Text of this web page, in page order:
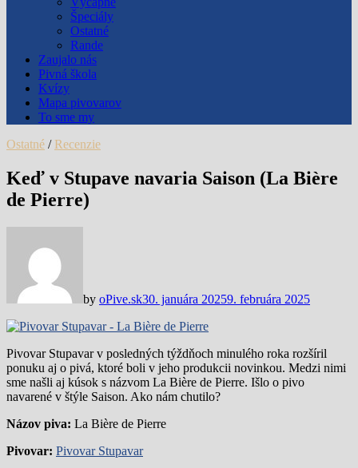
Špeciály
Ostatné
Rande
Zaujalo nás
Pivná škola
Kvízy
Mapa pivovarov
To sme my
Ostatné / Recenzie
Keď v Stupave navaria Saison (La Bière
de Pierre)
by oPive.sk30. januára 20259. februára 2025
Pivovar Stupavar v posledných týždňoch minulého roka rozšíril
ponuku aj o pivá, ktoré boli v jeho produkcii novinkou. Medzi nimi
sme našli aj kúsok s názvom La Bière de Pierre. Išlo o pivo
navarené v štýle Saison. Ako nám chutilo?
Názov piva: La Bière de Pierre
Pivovar: Pivovar Stupavar